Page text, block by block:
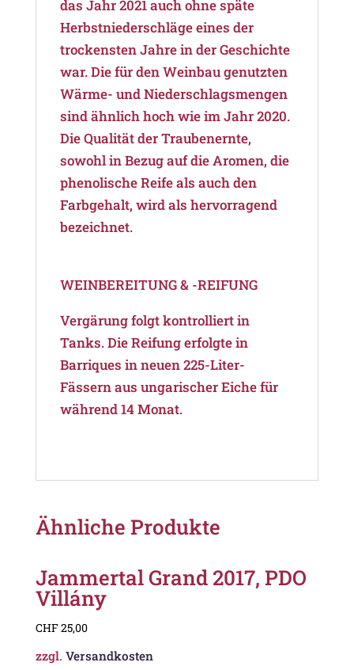
das Jahr 2021 auch ohne späte
Herbstniederschläge eines der
trockensten Jahre in der Geschichte
war. Die für den Weinbau genutzten
Wärme- und Niederschlagsmengen
sind ähnlich hoch wie im Jahr 2020.
Die Qualität der Traubenernte,
sowohl in Bezug auf die Aromen, die
phenolische Reife als auch den
Farbgehalt, wird als hervorragend
bezeichnet.
WEINBEREITUNG & -REIFUNG
Vergärung folgt kontrolliert in
Tanks. Die Reifung erfolgte in
Barriques in neuen 225-Liter-
Fässern aus ungarischer Eiche für
während 14 Monat.
Ähnliche Produkte
Jammertal Grand 2017, PDO
Villány
CHF 25,00
zzgl. Versandkosten